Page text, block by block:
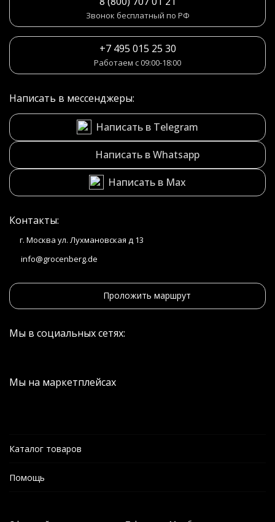
Звонок бесплатный по РФ
+7 495 015 25 30
Работаем с 09:00-18:00
Написать в мессенджеры:
Написать в Telegram
Написать в Whatsapp
Написать в Max
Контакты:
г. Москва ул. Лухмановская д 13
info@grocenberg.de
Проложить маршрут
Мы в социальных сетях:
Мы на маркетплейсах
Каталог товаров
Помощь